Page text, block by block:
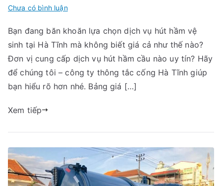
Chưa có bình luậntrong
giá
hút
hầm
vệ
sinh
2022
XEM
NGAY
Bạn đang băn khoăn lựa chọn dịch vụ hút hầm vệ
sinh tại Hà Tĩnh mà không biết giá cả như thế nào?
Đơn vị cung cấp dịch vụ hút hầm cầu nào uy tín? Hãy
để chúng tôi – công ty thông tắc cống Hà Tĩnh giúp
bạn hiểu rõ hơn nhé. Bảng giá […]
Xem tiếp